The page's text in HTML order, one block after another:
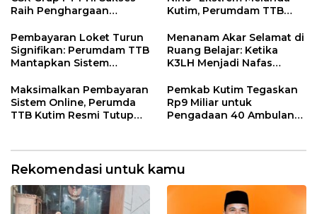
80 Bhayangkara
Raih Penghargaan
Kutim, Perumdam TTB
Pembayaran Loket Turun
Signifikan: Perumdam TTB
Mantapkan Sistem
Menanam Akar Selamat di
Ruang Belajar: Ketika
K3LH Menjadi Nafas
Praktik Siswa
Maksimalkan Pembayaran
Sistem Online, Perumda
TTB Kutim Resmi Tutup
Pemkab Kutim Tegaskan
Rp9 Miliar untuk
Pengadaan 40 Ambulans,
Rekomendasi untuk kamu